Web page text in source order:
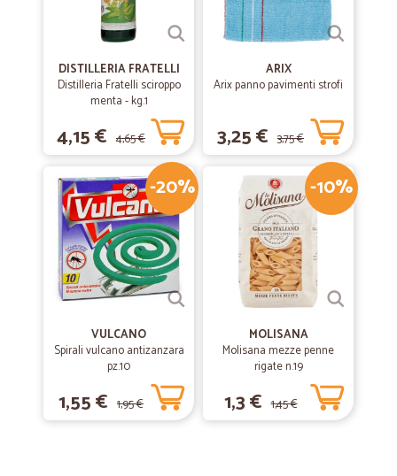
DISTILLERIA FRATELLI
Distilleria Fratelli sciroppo
menta - kg.1
4,15 € 4,65 €
ARIX
Arix panno pavimenti strofi
3,25 € 3,75 €
-20%
VULCANO
Spirali vulcano antizanzara
pz.10
1,55 € 1,95 €
-10%
MOLISANA
Molisana mezze penne
rigate n.19
1,3 € 1,45 €